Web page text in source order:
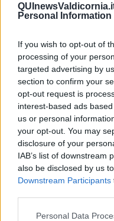
Personal Information
If you wish to opt-out of
processing of your
targeted advertising by
section to confirm your
opt-out request is
interest-based ads
us or personal
your opt-out. You may
disclosure of your
IAB’s list of downstream
also be disclosed by us
Downstream Participants
Personal Data
Ecco l'elenco dei prezzi
Comune per comune gli
rifornimento.
PROVINCIA DI LIVORNO
al giorno 11 ottobre 2025
economico